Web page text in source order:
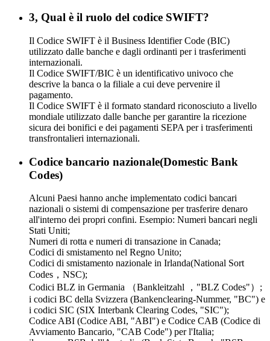
3, Qual è il ruolo del codice SWIFT?
Il Codice SWIFT è il Business Identifier Code (BIC)
utilizzato dalle banche e dagli ordinanti per i trasferimenti
internazionali.
Il Codice SWIFT/BIC è un identificativo univoco che
descrive la banca o la filiale a cui deve pervenire il
pagamento.
Il Codice SWIFT è il formato standard riconosciuto a livello
mondiale utilizzato dalle banche per garantire la ricezione
sicura dei bonifici e dei pagamenti SEPA per i trasferimenti
transfrontalieri internazionali.
Codice bancario nazionale(Domestic Bank
Codes)
Alcuni Paesi hanno anche implementato codici bancari
nazionali o sistemi di compensazione per trasferire denaro
all'interno dei propri confini. Esempio: Numeri bancari negli
Stati Uniti;
Numeri di rotta e numeri di transazione in Canada;
Codici di smistamento nel Regno Unito;
Codici di smistamento nazionale in Irlanda(National Sort
Codes，NSC);
Codici BLZ in Germania （Bankleitzahl ，"BLZ Codes"）;
i codici BC della Svizzera (Bankenclearing-Nummer, "BC") e
i codici SIC (SIX Interbank Clearing Codes, "SIC");
Codice ABI (Codice ABI, "ABI") e Codice CAB (Codice di
Avviamento Bancario, "CAB Code") per l'Italia;